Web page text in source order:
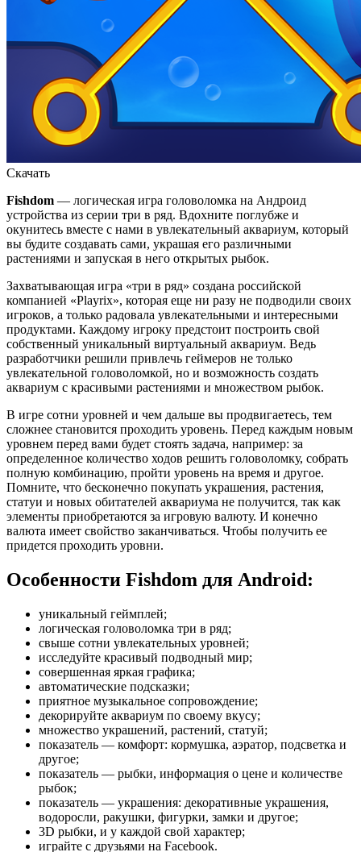
Скачать
Fishdom — логическая игра головоломка на Андроид
устройства из серии три в ряд. Вдохните поглубже и
окунитесь вместе с нами в увлекательный аквариум, который
вы будите создавать сами, украшая его различными
растениями и запуская в него открытых рыбок.
Захватывающая игра «три в ряд» создана российской
компанией «Playrix», которая еще ни разу не подводили своих
игроков, а только радовала увлекательными и интересными
продуктами. Каждому игроку предстоит построить свой
собственный уникальный виртуальный аквариум. Ведь
разработчики решили привлечь геймеров не только
увлекательной головоломкой, но и возможность создать
аквариум с красивыми растениями и множеством рыбок.
В игре сотни уровней и чем дальше вы продвигаетесь, тем
сложнее становится проходить уровень. Перед каждым новым
уровнем перед вами будет стоять задача, например: за
определенное количество ходов решить головоломку, собрать
полную комбинацию, пройти уровень на время и другое.
Помните, что бесконечно покупать украшения, растения,
статуи и новых обитателей аквариума не получится, так как
элементы приобретаются за игровую валюту. И конечно
валюта имеет свойство заканчиваться. Чтобы получить ее
придется проходить уровни.
Особенности Fishdom для Android:
уникальный геймплей;
логическая головоломка три в ряд;
свыше сотни увлекательных уровней;
исследуйте красивый подводный мир;
совершенная яркая графика;
автоматические подсказки;
приятное музыкальное сопровождение;
декорируйте аквариум по своему вкусу;
множество украшений, растений, статуй;
показатель — комфорт: кормушка, аэратор, подсветка и
другое;
показатель — рыбки, информация о цене и количестве
рыбок;
показатель — украшения: декоративные украшения,
водоросли, ракушки, фигурки, замки и другое;
3D рыбки, и у каждой свой характер;
играйте с друзьями на Facebook.